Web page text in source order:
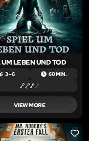
UM LEBEN UND TOD
3 – 6 60 MIN.
VIEW MORE
LIKE